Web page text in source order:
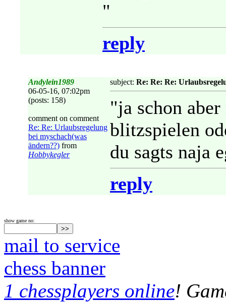
"
reply
Andylein1989
06-05-16, 07:02pm
(posts: 158)
comment on comment
Re: Re: Urlaubsregelung
bei myschach(was
ändern??) from
Hobbykegler
subject: Re: Re: Re:
"ja schon
blitzspielen
du sagts naja
reply
show game no:
mail to service
chess banner
1 chessplayers online!